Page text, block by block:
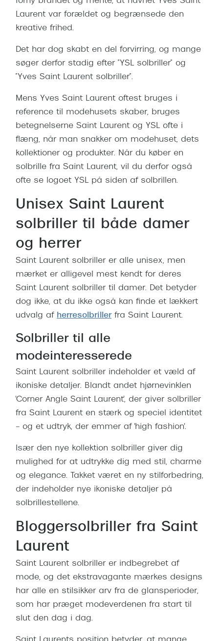
Laurent var forældet og begrænsede den
kreative frihed.
Det har dog skabt en del forvirring, og mange
søger derfor stadig efter ”YSL solbriller” og
”Yves Saint Laurent solbriller”.
Mens Yves Saint Laurent oftest bruges i
reference til modehusets skaber, bruges
betegnelserne Saint Laurent og YSL ofte i
flæng, når man snakker om modehuset, dets
kollektioner og produkter. Når du køber en
solbrille fra Saint Laurent, vil du derfor også
ofte se logoet YSL på siden af solbrillen.
Unisex Saint Laurent
solbriller til både damer
og herrer
Saint Laurent solbriller er alle unisex, men
mærket er alligevel mest kendt for deres
Saint Laurent solbriller til damer. Det betyder
dog ikke, at du ikke også kan finde et lækkert
udvalg af herresolbrillerfra Saint Laurent.
Solbriller til alle
modeinteresserede
Saint Laurent solbriller indeholder et væld af
ikoniske detaljer. Blandt andet hjørnevinklen
'Corner Angle Saint Laurent', der giver solbriller
fra Saint Laurent en stærk og speciel identitet
– og et udtryk, der emmer af 'high fashion'.
Især den nye kollektion solbriller giver dig
mulighed for at udtrykke dig med stil, charme
og elegance. Takket været en ny stilforbedring,
der indeholder nye ikoniske detaljer på
solbrillestellene.
Bloggersolbriller fra Saint
Laurent
Saint Laurent solbriller er indbegrebet af
mode, og det ekstravagante mærkes designs
har alle en stilsikker arv fra de glansperioder,
som har præget modeverdenen fra start til
slut den dag i dag.